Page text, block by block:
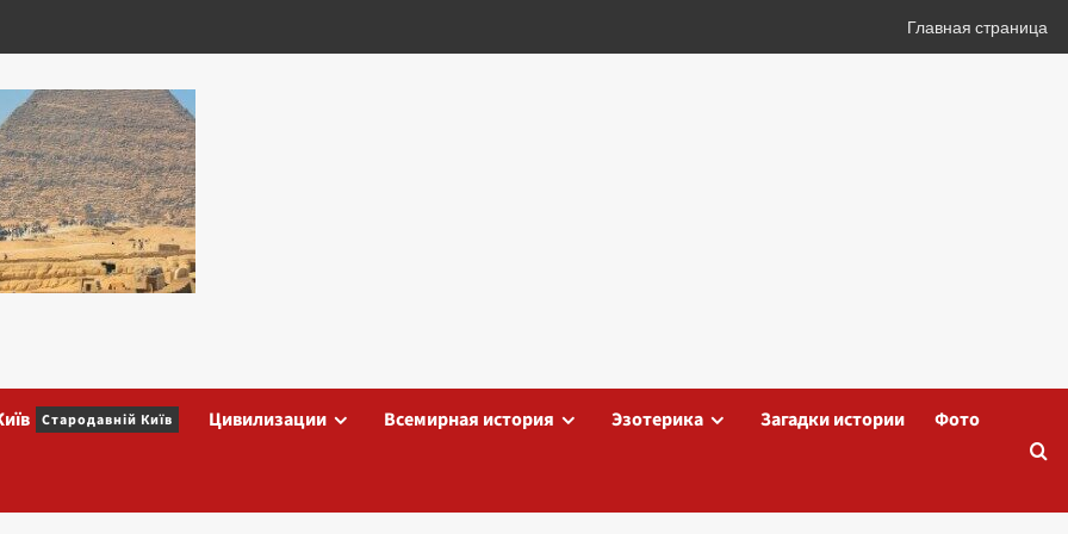
Главная страница
Стародавній Київ Цивилизации Всемирная история Эзотерика Загадки истории Фото